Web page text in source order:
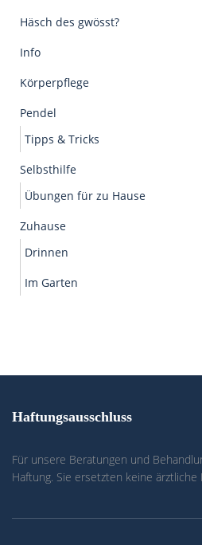
Häsch des gwösst?
Info
Körperpflege
Pendel
Tipps & Tricks
Selbsthilfe
Übungen für zu Hause
Zuhause
Drinnen
Im Garten
Haftungsausschluss
Für unsere Beratungen und
Haftung. Sie ersetzten keine ärztliche